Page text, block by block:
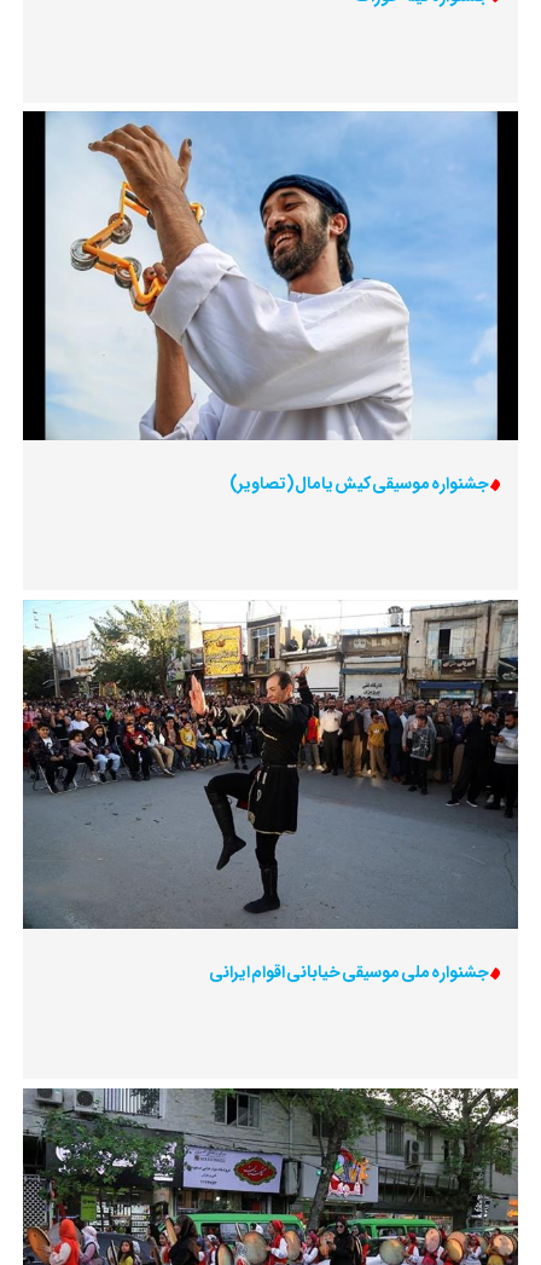
جشنواره‌ موسیقی کیش یامال (تصاویر)
جشنواره ملی موسیقی خیابانی اقوام ایرانی